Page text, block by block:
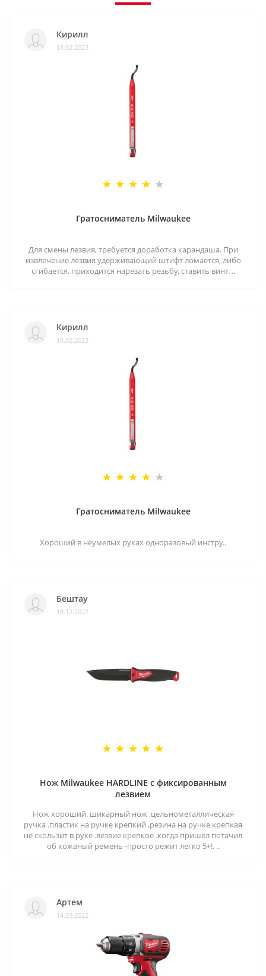
Кирилл
18.02.2023
Гратосниматель Milwaukee
Для смены лезвия, требуется доработка карандаша. При
извлечение лезвия удерживающий штифт ломается, либо
сгибается, приходится нарезать резьбу, ставить винт. ..
Кирилл
18.02.2023
Гратосниматель Milwaukee
Хороший в неумелых руках одноразовый инстру..
Бештау
18.12.2022
Нож Milwaukee HARDLINE с фиксированным
лезвием
Нож хороший. шикарный нож ,цельнометаллическая
ручка .пластик на ручке крепкий ,резина на ручке крепкая
не скользит в руке .лезвие крепкое .когда пришёл потачил
об кожаный ремень -просто режит легко 5+!. ..
Артем
14.03.2022